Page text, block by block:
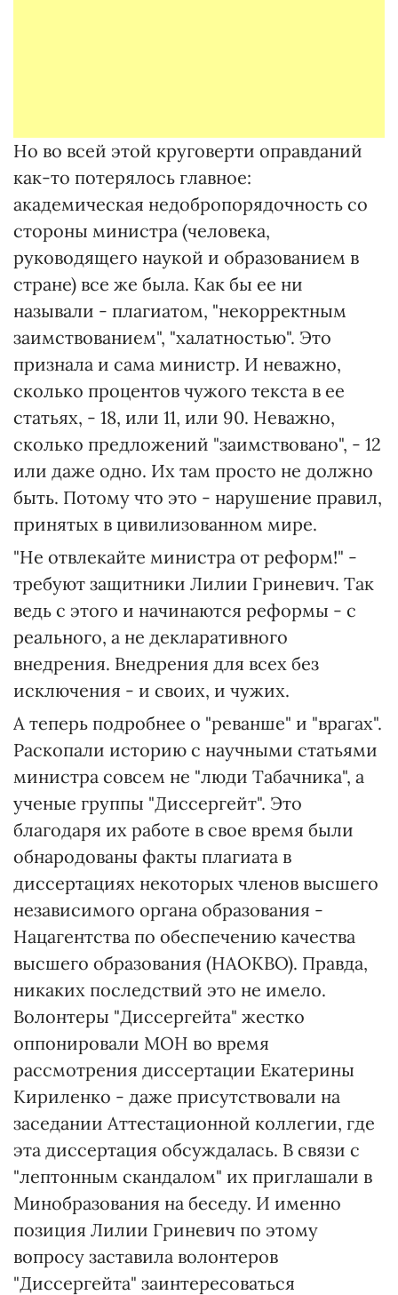
Но во всей этой круговерти оправданий
как-то потерялось главное:
академическая недобропорядочность со
стороны министра (человека,
руководящего наукой и образованием в
стране) все же была. Как бы ее ни
называли - плагиатом, "некорректным
заимствованием", "халатностью". Это
признала и сама министр. И неважно,
сколько процентов чужого текста в ее
статьях, - 18, или 11, или 90. Неважно,
сколько предложений "заимствовано", - 12
или даже одно. Их там просто не должно
быть. Потому что это - нарушение правил,
принятых в цивилизованном мире.
"Не отвлекайте министра от реформ!" -
требуют защитники Лилии Гриневич. Так
ведь с этого и начинаются реформы - с
реального, а не декларативного
внедрения. Внедрения для всех без
исключения - и своих, и чужих.
А теперь подробнее о "реванше" и "врагах".
Раскопали историю с научными статьями
министра совсем не "люди Табачника", а
ученые группы "Диссергейт". Это
благодаря их работе в свое время были
обнародованы факты плагиата в
диссертациях некоторых членов высшего
независимого органа образования -
Нацагентства по обеспечению качества
высшего образования (НАОКВО). Правда,
никаких последствий это не имело.
Волонтеры "Диссергейта" жестко
оппонировали МОН во время
рассмотрения диссертации Екатерины
Кириленко - даже присутствовали на
заседании Аттестационной коллегии, где
эта диссертация обсуждалась. В связи с
"лептонным скандалом" их приглашали в
Минобразования на беседу. И именно
позиция Лилии Гриневич по этому
вопросу заставила волонтеров
"Диссергейта" заинтересоваться